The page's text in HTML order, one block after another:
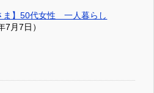
ま】50代女性 一人暮らし
7月7日）